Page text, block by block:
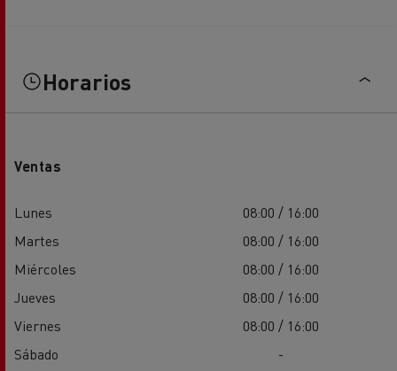
Horarios
Ventas
Lunes
08:00 / 16:00
Martes
08:00 / 16:00
Miércoles
08:00 / 16:00
Jueves
08:00 / 16:00
Viernes
08:00 / 16:00
Sábado
-